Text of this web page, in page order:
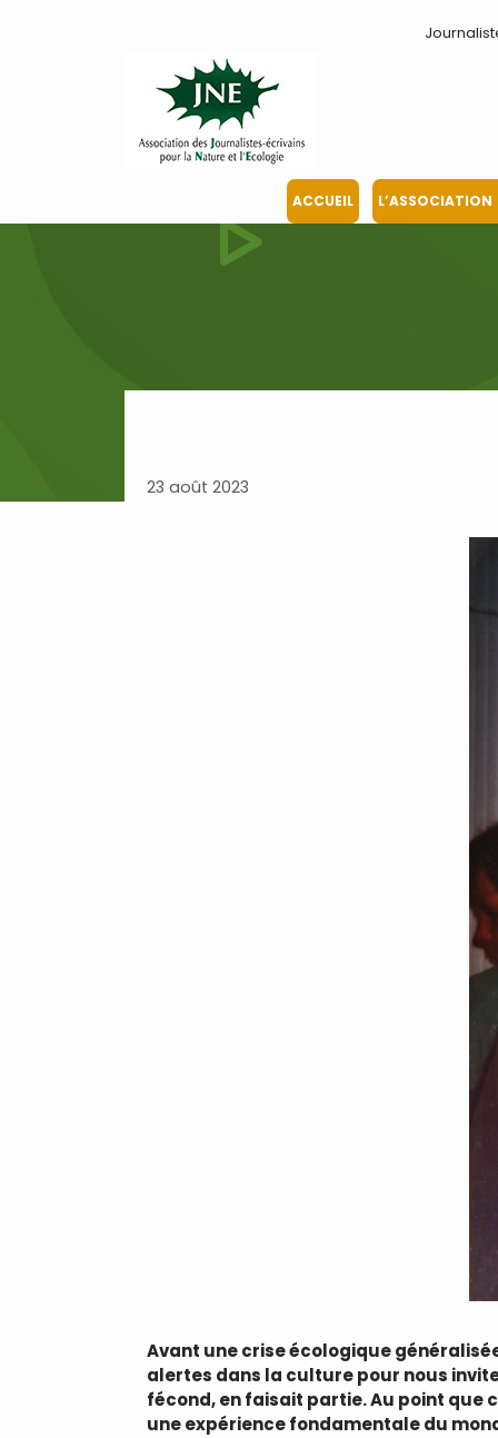
ACCUEIL L’ASSOCIATION
23 août 2023
Avant une crise écologique
alertes dans la culture pour nous
fécond, en faisait partie. Au point que
une expérience fondamentale du